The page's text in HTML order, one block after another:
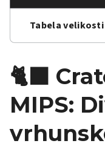
Tabela velikosti
🐈‍⬛
MIPS: